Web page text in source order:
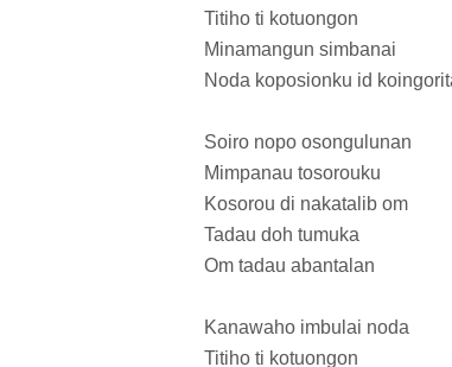
Titiho ti kotuongon
Minamangun simbanai
Noda koposionku id
Soiro nopo osongulunan
Mimpanau tosorouku
Kosorou di nakatalib om
Tadau doh tumuka
Om tadau abantalan
Kanawaho imbulai noda
Titiho ti kotuongon